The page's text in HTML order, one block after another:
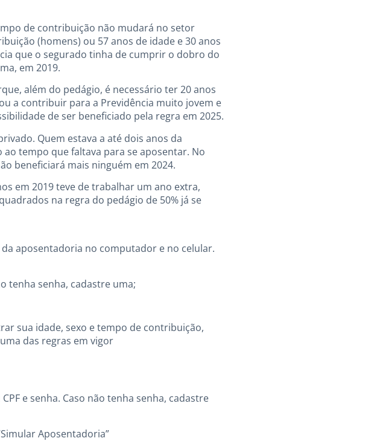
de contribuição não mudará no setor
(homens) ou 57 anos de idade e 30 anos
que o segurado tinha de cumprir o dobro do
em 2019.
além do pedágio, é necessário ter 20 anos
a contribuir para a Previdência muito jovem e
de ser beneficiado pela regra em 2025.
Quem estava a até dois anos da
tempo que faltava para se aposentar. No
beneficiará mais ninguém em 2024.
em 2019 teve de trabalhar um ano extra,
na regra do pedágio de 50% já se
aposentadoria no computador e no celular.
tenha senha, cadastre uma;
sua idade, sexo e tempo de contribuição,
das regras em vigor
e senha. Caso não tenha senha, cadastre
Aposentadoria”